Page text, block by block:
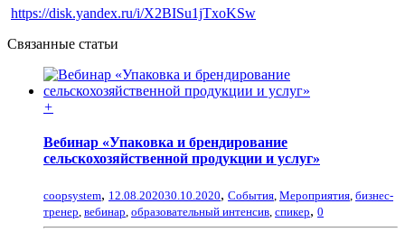
https://disk.yandex.ru/i/X2BISu1jTxoKSw
Связанные статьи
+
Вебинар «Упаковка и брендирование
сельскохозяйственной продукции и услуг»
coopsystem, 12.08.202030.10.2020, События Мероприятия бизнес-
тренер вебинар образовательный интенсив спикер, 0